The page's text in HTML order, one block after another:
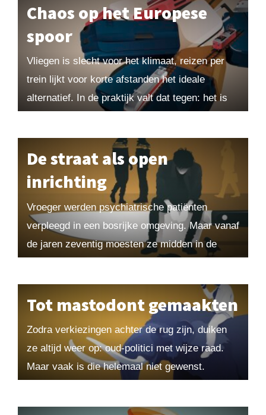
Chaos op het Europese
spoor
Vliegen is slecht voor het klimaat, reizen per
trein lijkt voor korte afstanden het ideale
alternatief. In de praktijk valt dat tegen: het is
De straat als open
inrichting
Vroeger werden psychiatrische patiënten
verpleegd in een bosrijke omgeving. Maar vanaf
de jaren zeventig moesten ze midden in de
Tot mastodont gemaakten
Zodra verkiezingen achter de rug zijn, duiken
ze altijd weer op: oud-politici met wijze raad.
Maar vaak is die helemaal niet gewenst.